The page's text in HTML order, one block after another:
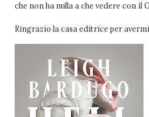
che non ha nulla a che vedere con il
Ringrazio la casa editrice per